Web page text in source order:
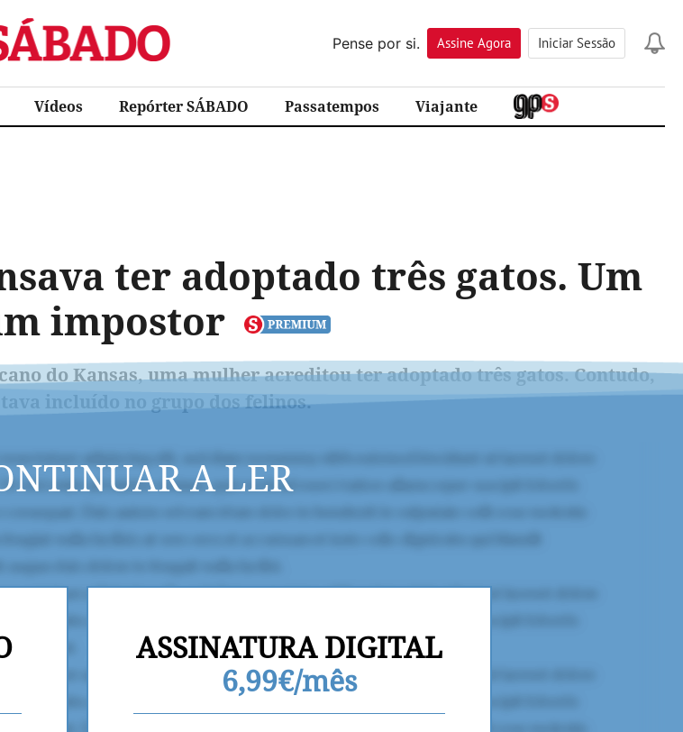
Pense por si.
Assine Agora Iniciar Sessão
Vídeos Repórter SÁBADO Passatempos Viajante
ter adoptado três gatos. Um
impostor
do Kansas, uma mulher acreditou ter adoptado três gatos. Contudo,
incluído no grupo dos felinos.
A LER
ASSINATURA DIGITAL
6,99€/mês